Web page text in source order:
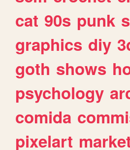
cat 90s punk
graphics diy
goth shows
psychology
comida
pixelart